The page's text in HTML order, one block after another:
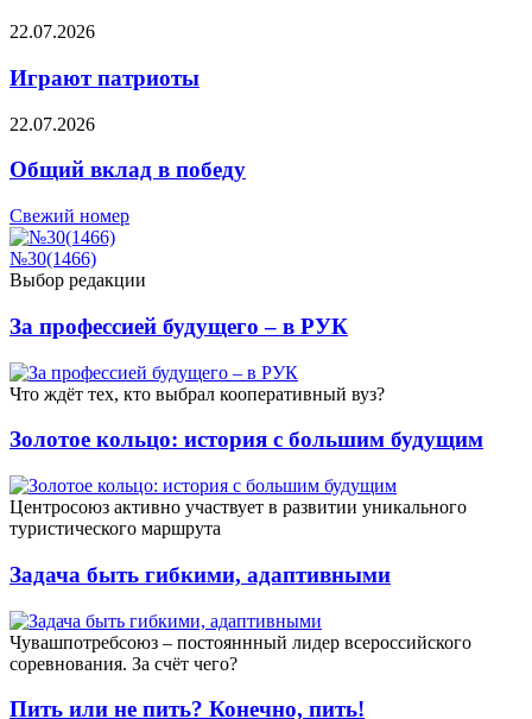
22.07.2026
Играют патриоты
22.07.2026
Общий вклад в победу
Свежий номер
№30(1466)
Выбор редакции
За профессией будущего – в РУК
Что ждёт тех, кто выбрал кооперативный вуз?
Золотое кольцо: история с большим будущим
Центросоюз активно участвует в развитии уникального
туристического маршрута
Задача быть гибкими, адаптивными
Чувашпотребсоюз – постояннный лидер всероссийского
соревнования. За счёт чего?
Пить или не пить? Конечно, пить!